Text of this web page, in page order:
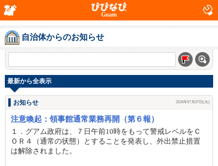
Guam
自治体からのお知らせ
最新から全表示
お知らせ 2026年07月07日(火)
注意喚起：領事館通常業務再開（第６報）
１．グアム政府は、７日午前10時をもって警戒レベルをＣ
ＯＲ４（通常の状態）とすることを発表し、外出禁止措置
は解除されました。